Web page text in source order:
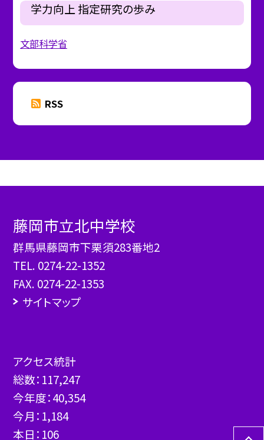
学力向上 指定研究の歩み
文部科学省
RSS
藤岡市立北中学校
群馬県藤岡市下栗須283番地2
TEL. 0274-22-1352
FAX. 0274-22-1353
サイトマップ
アクセス統計
総数： 117,247
今年度：40,354
今月： 1,184
本日： 106